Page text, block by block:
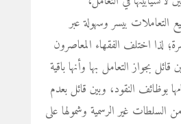
التعاملات بيسر وسهولة عبر
لذا اختلف الفقهاء المعاصرون
بجواز التعامل بها وأنها باقية
بوظائف النقود، وبين قائل بعدم
غير الرسمية وشمولها على